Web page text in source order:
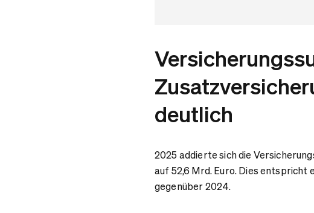
deutlich
2025 addierte sich die
auf 52,6 Mrd. Euro. Dies entspricht
gegenüber 2024.